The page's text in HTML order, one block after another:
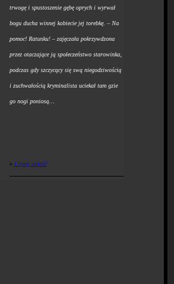
trwogę i spustoszenie gębę oprych i wyrwał
bogu ducha winnej kobiecie jej torebkę. – Na
pomoc! Ratunku! – zajęczała pokrzywdzona
przez otaczające ją społeczeństwo starowinka,
podczas gdy szczycący się swą niegodziwością
i zuchwałością kryminalista uciekał tam gzie
go nogi poniosą…
» Czytaj całość